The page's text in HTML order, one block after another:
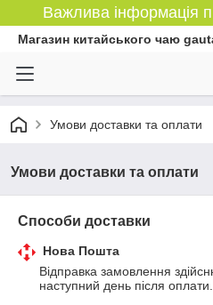
Важлива інформація
Магазин китайського чаю
Умови доставки та оплати
Умови доставки та оплати
Способи доставки
Нова Пошта
Відправка замовлення
наступний день після оплати.